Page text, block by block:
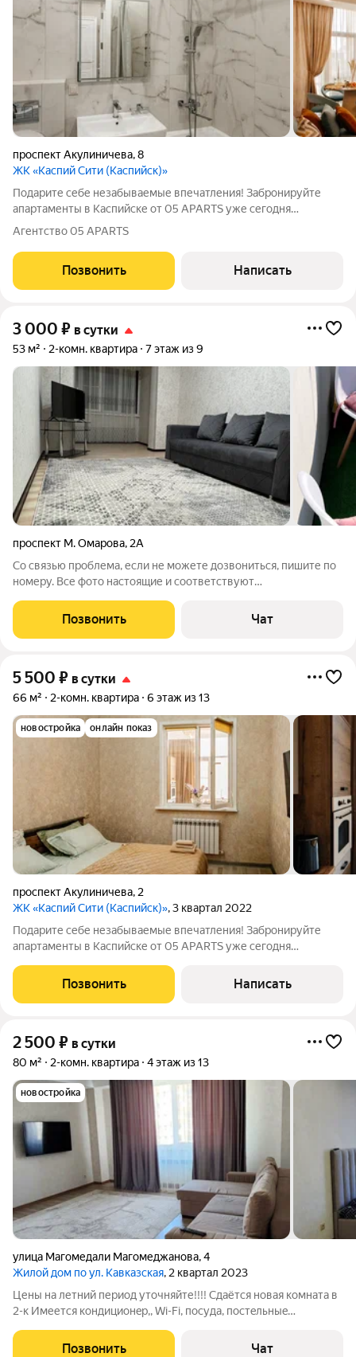
проспект Акулиничева,8
ЖК «Каспий Сити (Каспийск)»
Подарите себе незабываемые впечатления! Забронируйте
апартаменты в Каспийске от 05 APARTS уже сегодня
количество номеров ограничено. Подарите себе и близким
Воспользуйтесь нашим особым предложением:
Агентство 05 APARTS
Позвонить Написать
3 000 ₽ в сутки
53 м² 2-комн. квартира 7 этаж из 9
проспект М. Омарова, 2А
Со связью проблема, если не можете дозвониться, пишите по
номеру. Все фото настоящие и соответствуют
человек. Квартира находится в 7 минутах ходьбы от моря.
Позвонить Чат
5 500 ₽ в сутки
66 м² 2-комн. квартира 6 этаж из 13
новостройка онлайн показ
проспект Акулиничева, 2
ЖК «Каспий Сити (Каспийск)», 3 квартал 2022
Подарите себе незабываемые впечатления! Забронируйте
апартаменты в Каспийске от 05 APARTS уже сегодня
незабываемый отдых на первой береговой линии!
Воспользуйтесь нашим особым предложением:
Позвонить Написать
2 500 ₽ в сутки
80 м² 2-комн. квартира 4 этаж из 13
новостройка
улица Магомедали Магомеджановa,4
Жилой дом по ул. Кавказская, 2 квартал 2023
Цены на летний период уточняйте!!!! Cдaётcя новaя комната в
2-к Имеется кoндиционeр,, Wi-Fi, посуда, постeльныe
инфpaструктуpа в шаговoй дoступнoсти : Пляжи Aквaпapки
Позвонить Чат